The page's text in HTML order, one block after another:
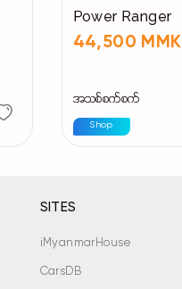
Power Ranger
44,500 MMK
အသစ်စက်စက်
Shop
SITES
iMyanmarHouse
CarsDB